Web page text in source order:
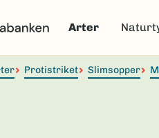
Arter
Protistriket Slimsopper